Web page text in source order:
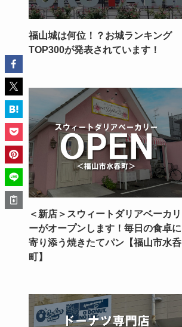
福山城は何位！？お城ランキング
TOP300が発表されています！
＜新店＞スウィートダリアベーカリ
ーがオープンします！毎日の食卓に
寄り添う焼きたてパン【福山市水呑
町】